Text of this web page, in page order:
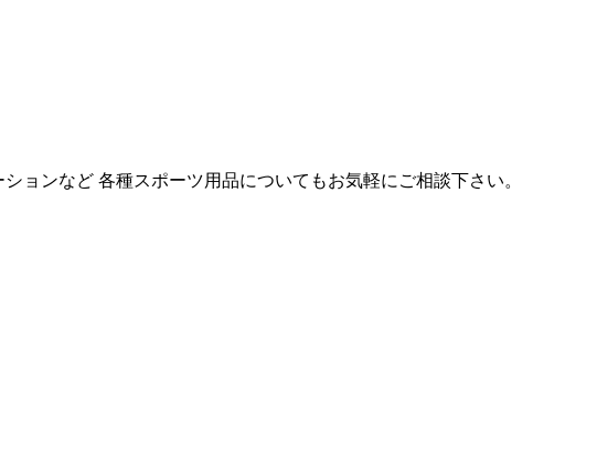
ョンなど 各種スポーツ用品についてもお気軽にご相談下さい。